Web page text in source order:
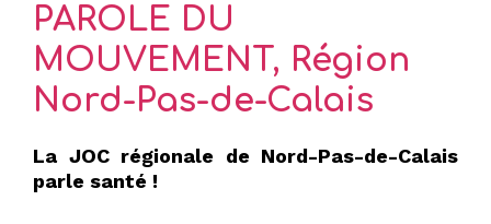
PAROLE DU
MOUVEMENT, Région
Nord-Pas-de-Calais
La JOC régionale de Nord-Pas-de-Calais
parle santé !